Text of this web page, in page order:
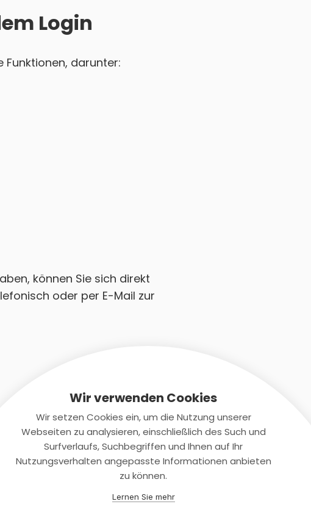
Login
darunter:
können Sie sich direkt
oder per E-Mail zur
Kontaktiere uns
+(49)2131/708-4280
Wir verwenden Cookies
Wir setzen Cookies ein, um die Nutzung unserer
Webseiten zu analysieren, einschließlich des Such und
Surfverlaufs, Suchbegriffen und Ihnen auf Ihr
Nutzungsverhalten angepasste Informationen anbieten
zu können.
Lernen Sie mehr